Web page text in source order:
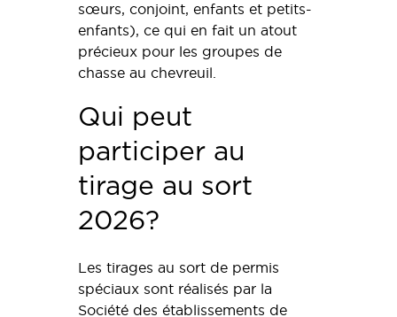
sœurs, conjoint, enfants et petits-
enfants), ce qui en fait un atout
précieux pour les groupes de
chasse au chevreuil.
Qui peut
participer au
tirage au sort
2026?
Les tirages au sort de permis
spéciaux sont réalisés par la
Société des établissements de